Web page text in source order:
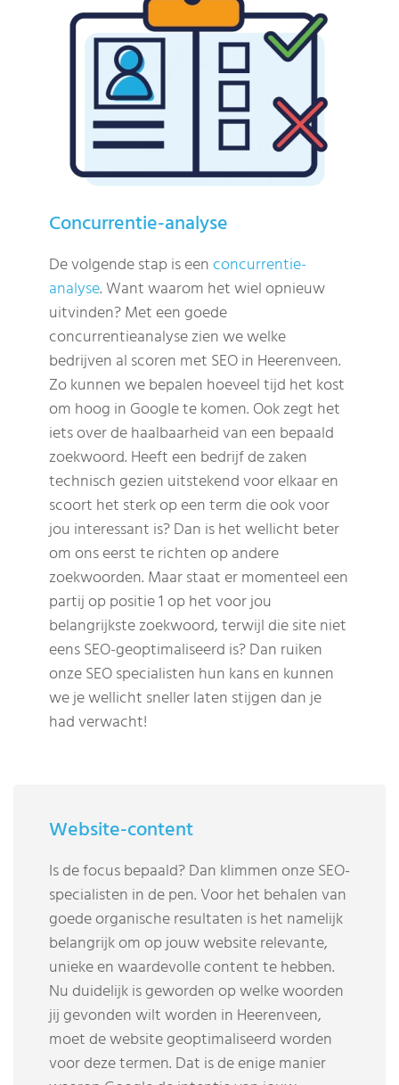
Concurrentie-analyse
De volgende stap is eenconcurrentie-
analyse. Want waarom het wiel opnieuw
uitvinden? Met een goede
concurrentieanalyse zien we welke
bedrijven al scoren met SEO in Heerenveen.
Zo kunnen we bepalen hoeveel tijd het kost
om hoog in Google te komen. Ook zegt het
iets over de haalbaarheid van een bepaald
zoekwoord. Heeft een bedrijf de zaken
technisch gezien uitstekend voor elkaar en
scoort het sterk op een term die ook voor
jou interessant is? Dan is het wellicht beter
om ons eerst te richten op andere
zoekwoorden. Maar staat er momenteel een
partij op positie 1 op het voor jou
belangrijkste zoekwoord, terwijl die site niet
eens SEO-geoptimaliseerd is? Dan ruiken
onze SEO specialisten hun kans en kunnen
we je wellicht sneller laten stijgen dan je
had verwacht!
Website-content
Is de focus bepaald? Dan klimmen onze SEO-
specialisten in de pen. Voor het behalen van
goede organische resultaten is het namelijk
belangrijk om op jouw website relevante,
unieke en waardevolle content te hebben.
Nu duidelijk is geworden op welke woorden
jij gevonden wilt worden in Heerenveen,
moet de website geoptimaliseerd worden
voor deze termen. Dat is de enige manier